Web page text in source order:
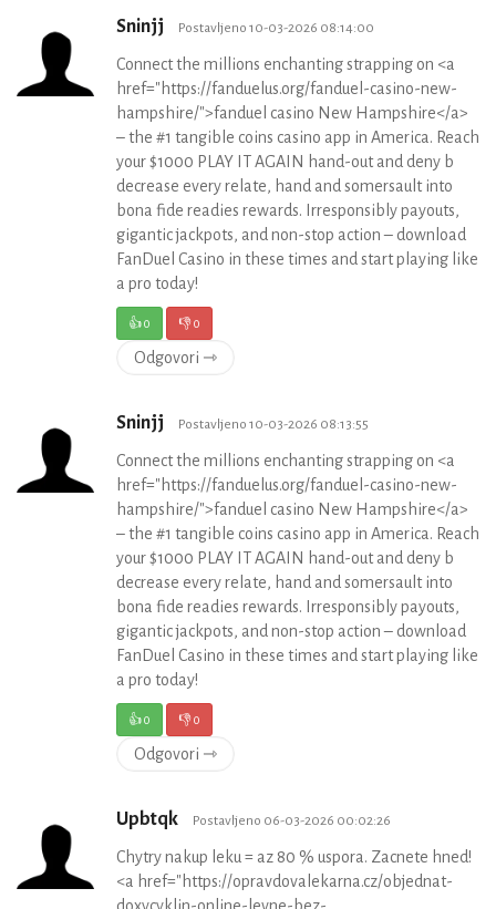
Sninjj Postavljeno 10-03-2026 08:14:00
Connect the millions enchanting strapping on <a
href="https://fanduelus.org/fanduel-casino-new-
hampshire/">fanduel casino New Hampshire</a>
– the #1 tangible coins casino app in America. Reach
your $1000 PLAY IT AGAIN hand-out and deny b
decrease every relate, hand and somersault into
bona fide readies rewards. Irresponsibly payouts,
gigantic jackpots, and non-stop action – download
FanDuel Casino in these times and start playing like
a pro today!
👍0 👎0
Odgovori ⇾
Sninjj Postavljeno 10-03-2026 08:13:55
Connect the millions enchanting strapping on <a
href="https://fanduelus.org/fanduel-casino-new-
hampshire/">fanduel casino New Hampshire</a>
– the #1 tangible coins casino app in America. Reach
your $1000 PLAY IT AGAIN hand-out and deny b
decrease every relate, hand and somersault into
bona fide readies rewards. Irresponsibly payouts,
gigantic jackpots, and non-stop action – download
FanDuel Casino in these times and start playing like
a pro today!
👍0 👎0
Odgovori ⇾
Upbtqk Postavljeno 06-03-2026 00:02:26
Chytry nakup leku = az 80 % uspora. Zacnete hned!
<a href="https://opravdovalekarna.cz/objednat-
doxycyklin-online-levne-bez-